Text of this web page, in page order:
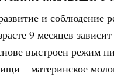
и соблюдение
9 месяцев
выстроен режим
– материнское